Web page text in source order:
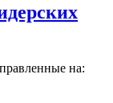
на: